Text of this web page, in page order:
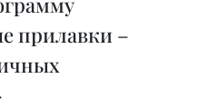
прилавки –